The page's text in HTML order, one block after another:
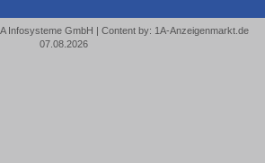
Infosysteme GmbH | Content by: 1A-Anzeigenmarkt.de
07.08.2026